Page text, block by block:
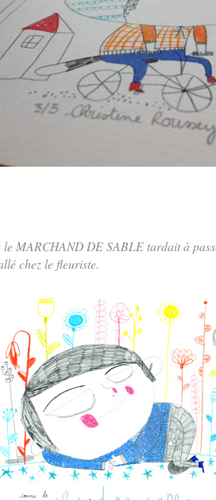
le MARCHAND DE SABLE tardait à
chez le fleuriste.